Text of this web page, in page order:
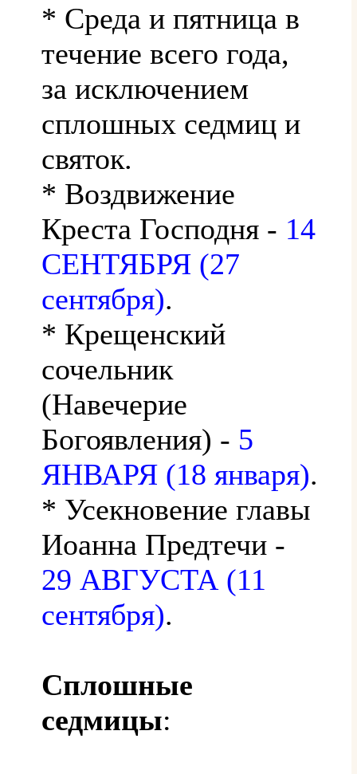
* Среда и пятница в
течение всего года,
за исключением
сплошных седмиц и
святок.
* Воздвижение
Креста Господня - 14
СЕНТЯБРЯ (27
сентября).
* Крещенский
сочельник
(Навечерие
Богоявления) - 5
ЯНВАРЯ (18 января).
* Усекновение главы
Иоанна Предтечи -
29 АВГУСТА (11
сентября).
Сплошные
седмицы: